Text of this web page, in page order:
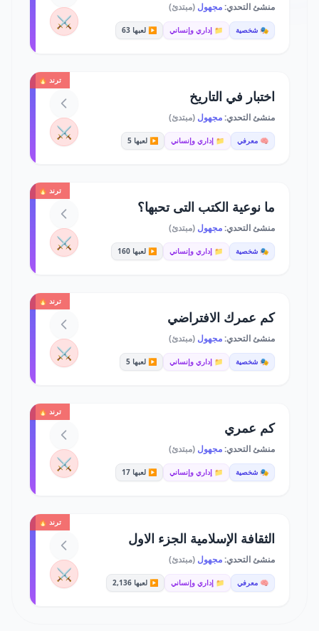
منشئ التحدي:مجهول (مبتدئ)
🎭 شخصية 📁 إداري وإنساني ▶️ لعبها 63 ⚔️
ترند 🔥
اختبار في التاريخ
منشئ التحدي:مجهول (مبتدئ)
🧠 معرفي 📁 إداري وإنساني ▶️ لعبها 5 ⚔️
ترند 🔥
ما نوعية الكتب التى تحبها؟
منشئ التحدي:مجهول (مبتدئ)
🎭 شخصية 📁 إداري وإنساني ▶️ لعبها 160 ⚔️
ترند 🔥
كم عمرك الافتراضي
منشئ التحدي:مجهول (مبتدئ)
🎭 شخصية 📁 إداري وإنساني ▶️ لعبها 5 ⚔️
ترند 🔥
كم عمري
منشئ التحدي:مجهول (مبتدئ)
🎭 شخصية 📁 إداري وإنساني ▶️ لعبها 17 ⚔️
ترند 🔥
الثقافة الإسلامية الجزء الاول
منشئ التحدي:مجهول (مبتدئ)
🧠 معرفي 📁 إداري وإنساني ▶️ لعبها 2,136 ⚔️